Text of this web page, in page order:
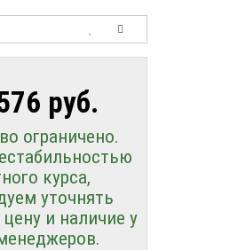
руб.
ограничено.
курса,
уточнять
и наличие у